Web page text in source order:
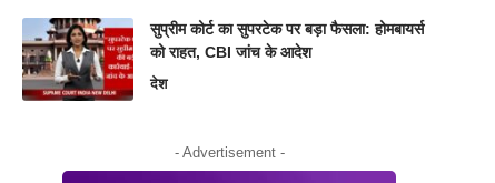
सुप्रीम कोर्ट का सुपरटेक पर बड़ा फैसला: होमबायर्स
को राहत, CBI जांच के आदेश
देश
- Advertisement -